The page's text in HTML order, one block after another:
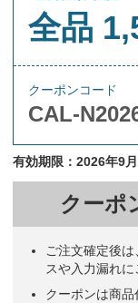
全品
クーポンコード
CAL-
有効期限：2026年9
クーポ
ご注文確定後
スや入力漏れに
クーポンは商